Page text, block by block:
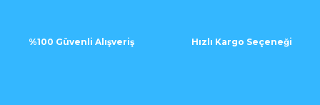
%100 Güvenli Alışveriş Hızlı Kargo Seçeneği